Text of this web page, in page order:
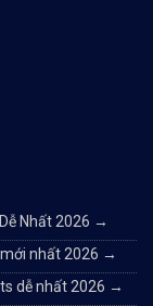
Nhất 2026 →
nhất 2026 →
dễ nhất 2026 →